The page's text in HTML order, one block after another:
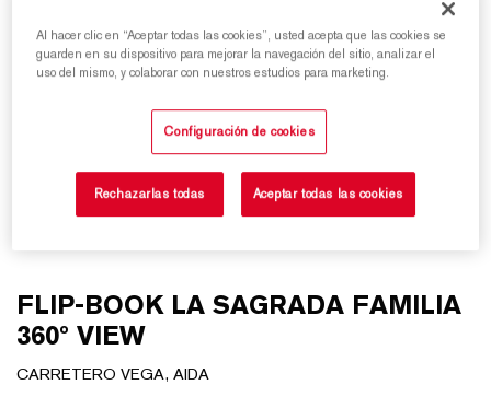
FLIP-BOOK LA SAGRADA FAMILIA
360º VIEW
CARRETERO VEGA, AIDA
Al hacer clic en “Aceptar todas las cookies”, usted acepta que las cookies se
guarden en su dispositivo para mejorar la navegación del sitio, analizar el
uso del mismo, y colaborar con nuestros estudios para marketing.
Configuración de cookies
Rechazarlas todas Aceptar todas las cookies